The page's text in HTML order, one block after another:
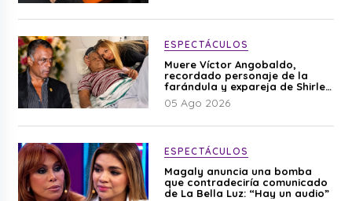
ESPECTÁCULOS
Muere Víctor Angobaldo,
recordado personaje de la
farándula y expareja de Shirley
Cherres
05 Ago 2026
ESPECTÁCULOS
Magaly anuncia una bomba
que contradeciría comunicado
de La Bella Luz: “Hay un audio”